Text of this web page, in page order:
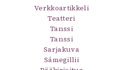
Verkkoartikkeli
Teatteri
Tanssi
Tanssi
Sarjakuva
Sámegillii